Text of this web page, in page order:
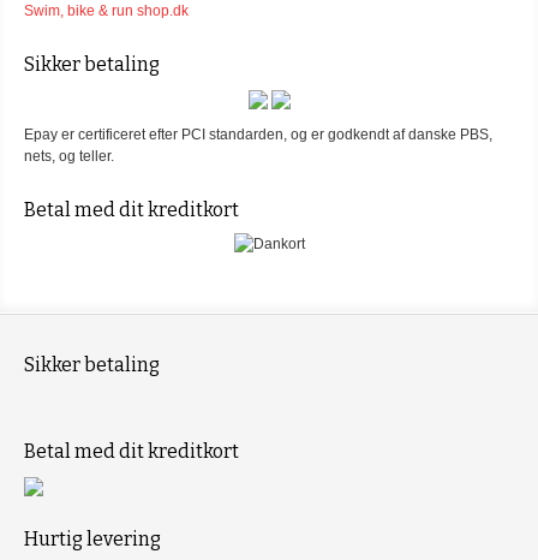
Swim, bike & run shop.dk
Sikker betaling
Epay er certificeret efter PCI standarden, og er godkendt af danske PBS,
nets, og teller.
Betal med dit kreditkort
Sikker betaling
Betal med dit kreditkort
Hurtig levering